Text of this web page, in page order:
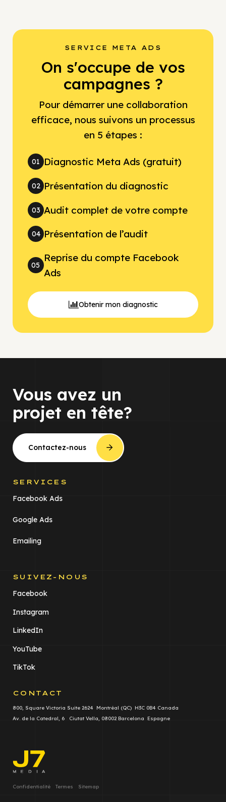
SERVICE META ADS
On s'occupe de vos
campagnes ?
Pour démarrer une collaboration
efficace, nous suivons un processus
en 5 étapes :
01 Diagnostic Meta Ads (gratuit)
02 Présentation du diagnostic
03 Audit complet de votre compte
04 Présentation de l’audit
05
Reprise du compte Facebook
Ads
Obtenir mon diagnostic
Vous avez un
projet en tête?
Contactez-nous
SERVICES
Facebook Ads
Google Ads
Emailing
SUIVEZ-NOUS
Facebook
Instagram
LinkedIn
YouTube
TikTok
CONTACT
800, Square Victoria Suite 2624 Montréal (QC) H3C 0B4 Canada
Av. de la Catedral, 6 Ciutat Vella, 08002 Barcelona Espagne
Confidentialité Termes Sitemap